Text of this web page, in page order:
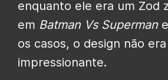
enquanto ele era um Zod
em Batman Vs Superman
os casos, o design não era
impressionante.